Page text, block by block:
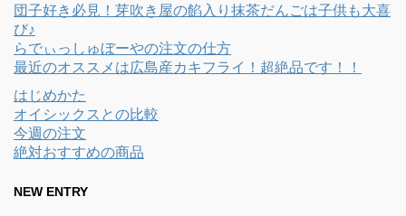
団子好き必見！芽吹き屋の餡入り抹茶だんごは子供も大喜
び♪
らでぃっしゅぼーやの注文の仕方
最近のオススメは広島産カキフライ！超絶品です！！
はじめかた
オイシックスとの比較
今週の注文
絶対おすすめの商品
NEW ENTRY